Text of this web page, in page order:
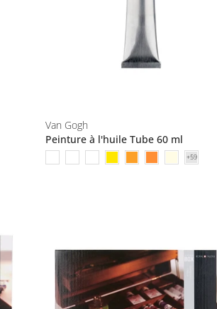
Van Gogh
Peinture à l'huile Tube 60 ml